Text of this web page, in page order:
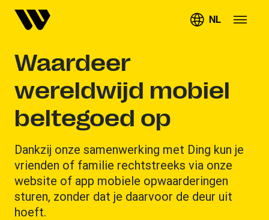
NL
Waardeer
wereldwijd mobiel
beltegoed op
Dankzij onze samenwerking met Ding kun je
vrienden of familie rechtstreeks via onze
website of app mobiele opwaarderingen
sturen, zonder dat je daarvoor de deur uit
hoeft.